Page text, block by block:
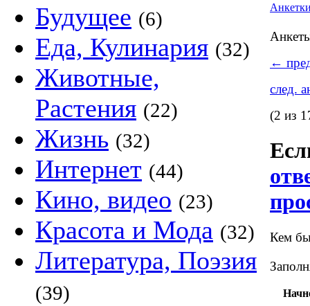
Будущее (6)
Еда, Кулинария (32)
Животные,
Растения (22)
Жизнь (32)
Интернет (44)
Кино, видео (23)
Красота и Мода (32)
Литература, Поэзия
(39)
←
след.
(2 из
Кем